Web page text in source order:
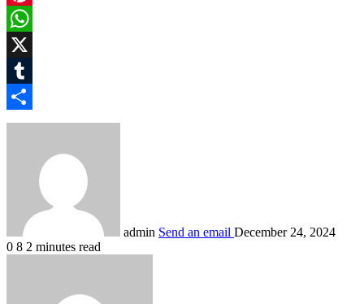
Pinterest
WhatsApp
X
Tumblr
Share
admin Send an email December 24, 2024
0 8 2 minutes read